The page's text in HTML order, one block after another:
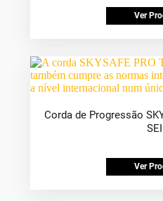
Ver
Corda de Progressão
Ver